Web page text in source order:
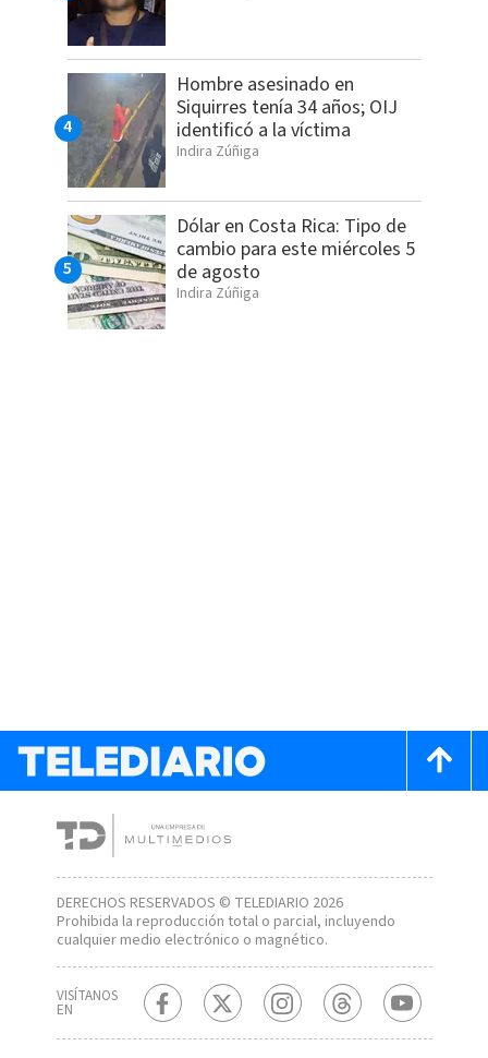
Hombre asesinado en
Siquirres tenía 34 años; OIJ
identificó a la víctima
Indira Zúñiga
Dólar en Costa Rica: Tipo de
cambio para este miércoles 5
de agosto
Indira Zúñiga
DERECHOS RESERVADOS © TELEDIARIO 2026
Prohibida la reproducción total o parcial, incluyendo
cualquier medio electrónico o magnético.
VISÍTANOS
EN